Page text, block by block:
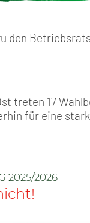
den
treten 17
für eine
2025/2026